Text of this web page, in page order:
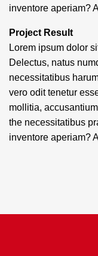
inventore aperiam?
Project Result
Lorem ipsum dolor
Delectus, natus
necessitatibus
vero odit tenetur
mollitia,
the necessitatibus
inventore aperiam?